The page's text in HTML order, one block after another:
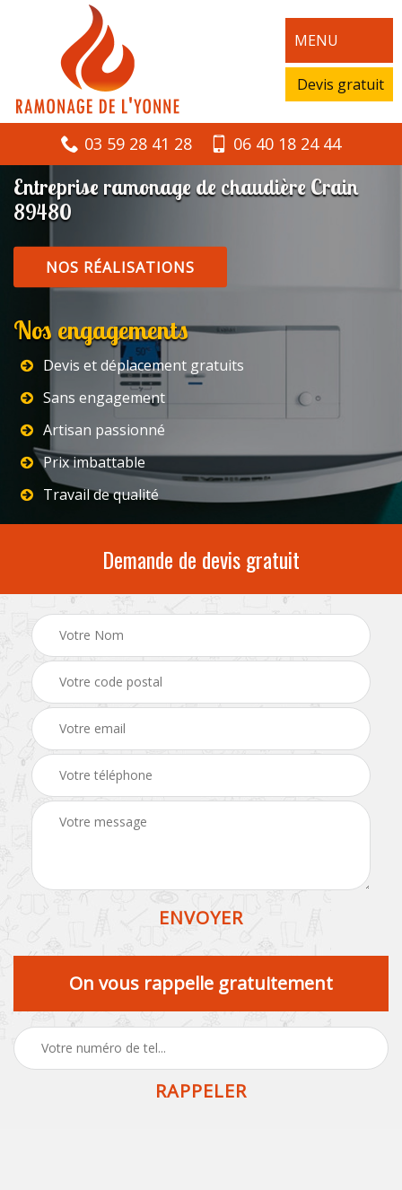
MENU
Devis gratuit
03 59 28 41 28 06 40 18 24 44
Entreprise ramonage de chaudière Crain
89480
NOS RÉALISATIONS
Nos engagements
Devis et déplacement gratuits
Sans engagement
Artisan passionné
Prix imbattable
Travail de qualité
Demande de devis gratuit
On vous rappelle gratuitement